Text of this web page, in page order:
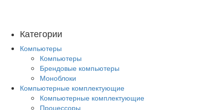
Категории
Компьютеры
Компьютеры
Брендовые компьютеры
Моноблоки
Компьютерные комплектующие
Компьютерные комплектующие
Процессоры